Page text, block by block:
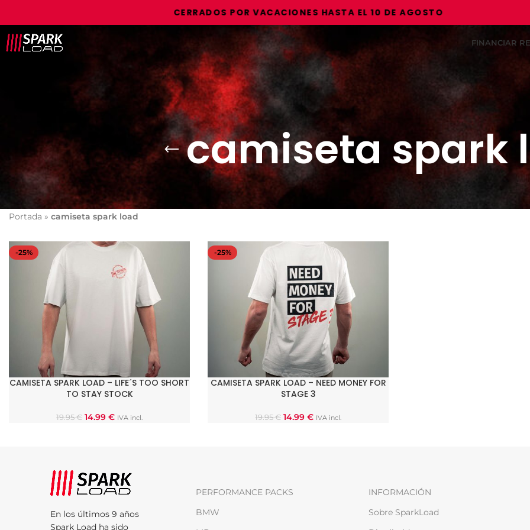
CERRADOS POR VACACIONES HASTA EL 10 DE AGOSTO
FINANCIAR
camiseta spark
Portada » camiseta spark load
-25%
SELECCIONAR OPCIONES
CAMISETA SPARK LOAD – LIFE´S TOO SHORT
TO STAY STOCK
19.95€ 14.99 € IVA incl.
-25%
SELECCIONAR OPCIONES
CAMISETA SPARK LOAD – NEED MONEY FOR
STAGE 3
19.95€ 14.99 € IVA incl.
En los últimos 9 años
Spark Load ha sido
PERFORMANCE PACKS
BMW
INFORMACIÓN
Sobre SparkLoad